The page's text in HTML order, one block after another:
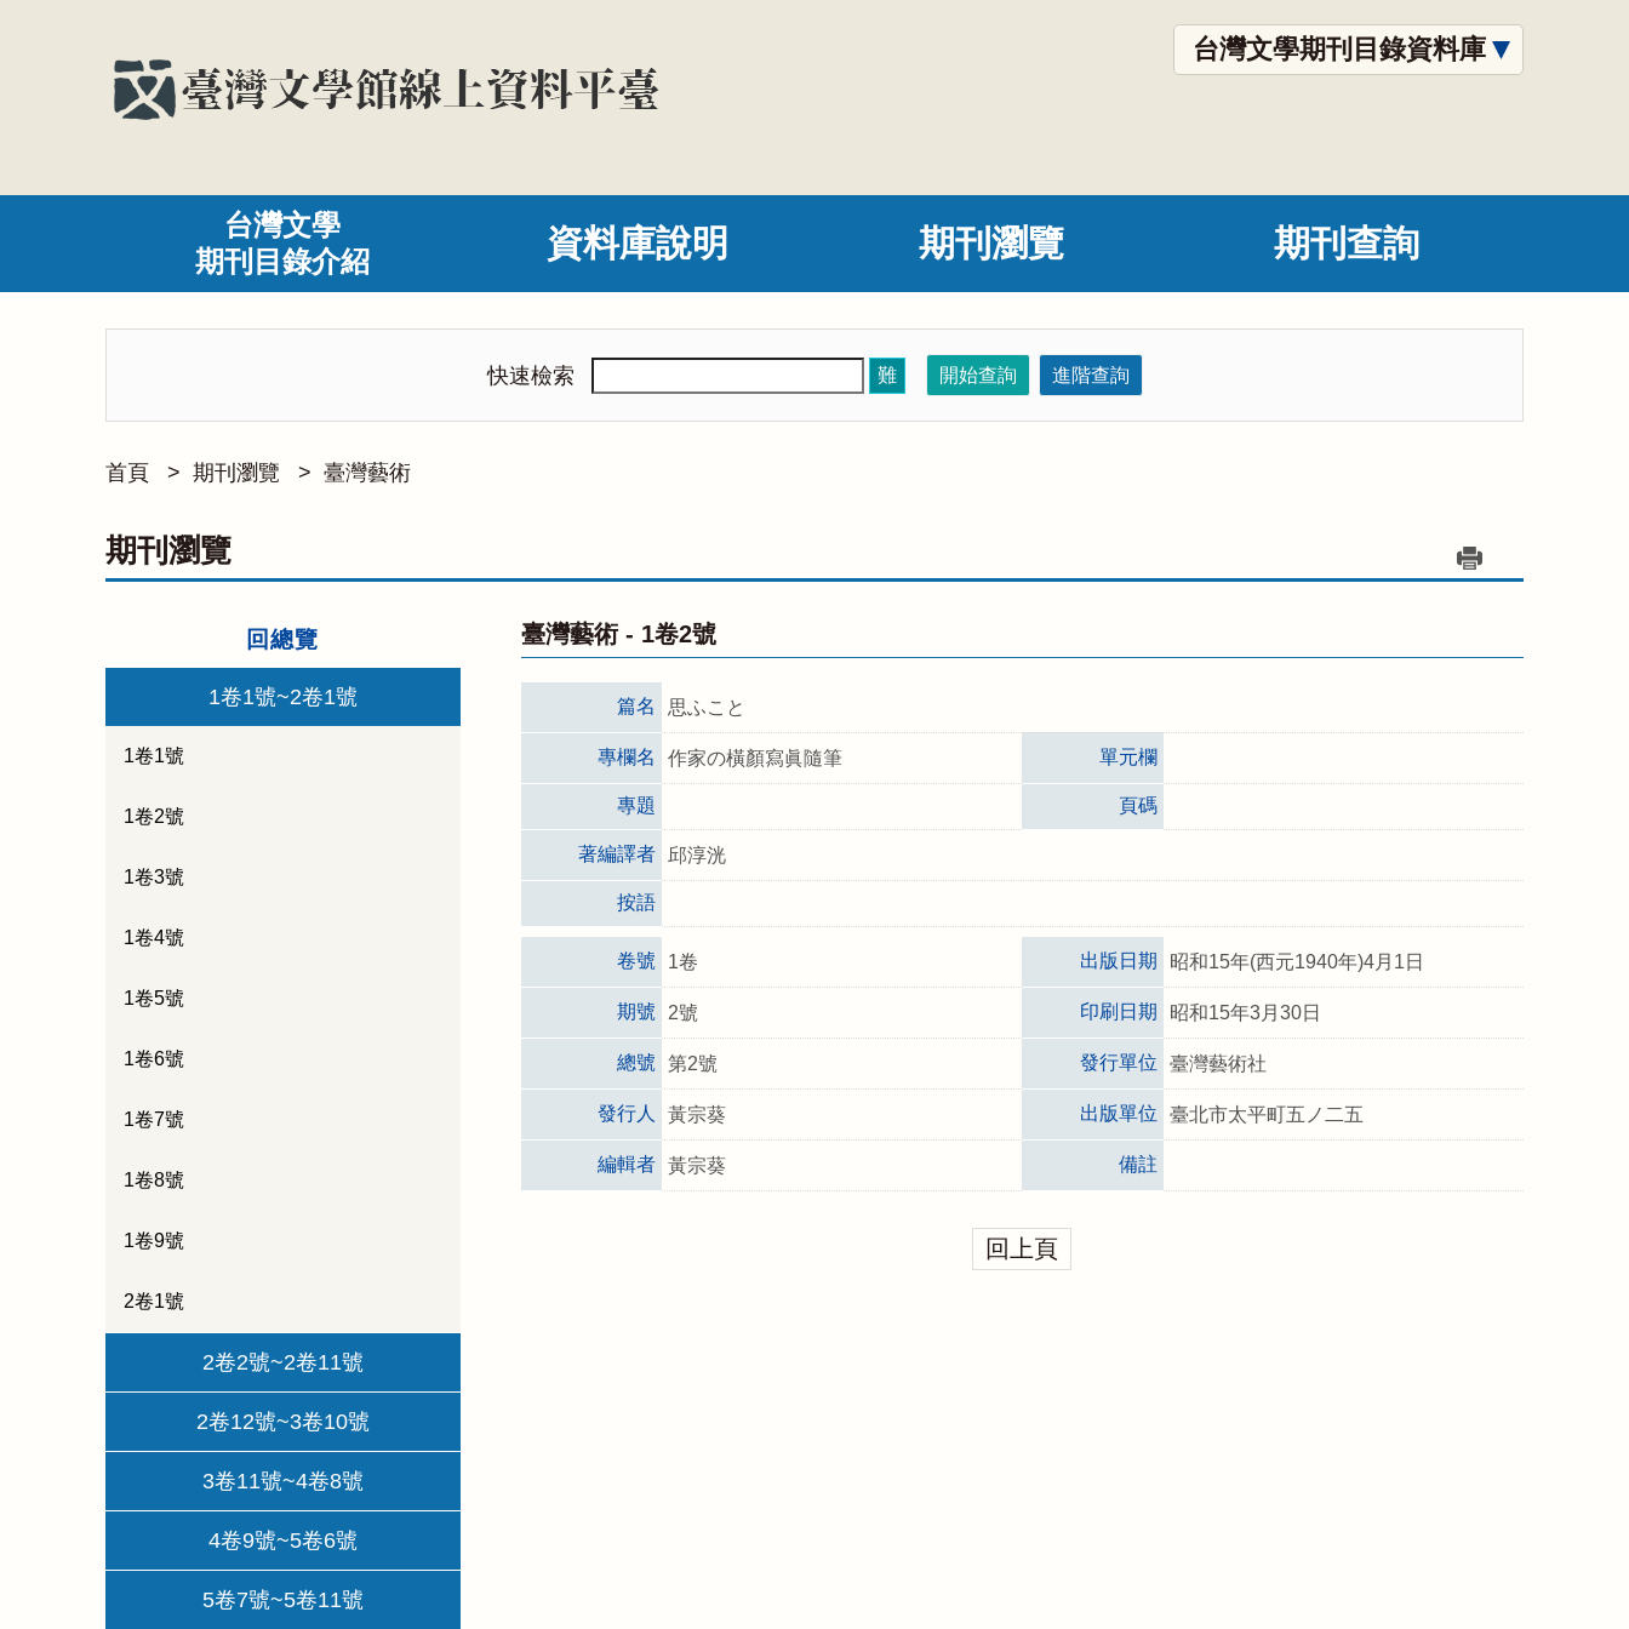
台灣文學期刊目錄資料庫
台灣文學
期刊目錄介紹
資料庫說明 期刊瀏覽 期刊查詢
快速檢索 難 開始查詢 進階查詢
首頁 > 期刊瀏覽 > 臺灣藝術
期刊瀏覽
回總覽
1卷1號~2卷1號
1卷1號
1卷2號
1卷3號
1卷4號
1卷5號
1卷6號
1卷7號
1卷8號
1卷9號
2卷1號
2卷2號~2卷11號
2卷12號~3卷10號
3卷11號~4卷8號
4卷9號~5卷6號
5卷7號~5卷11號
臺灣藝術 - 1卷2號
篇名 思ふこと
專欄名 作家の橫顏寫眞隨筆 單元欄
專題 頁碼
著編譯者 邱淳洸
按語
卷號 1卷 出版日期 昭和15年(西元1940年)4月1日
期號 2號 印刷日期 昭和15年3月30日
總號 第2號 發行單位 臺灣藝術社
發行人 黃宗葵 出版單位 臺北市太平町五ノ二五
編輯者 黃宗葵 備註
回上頁